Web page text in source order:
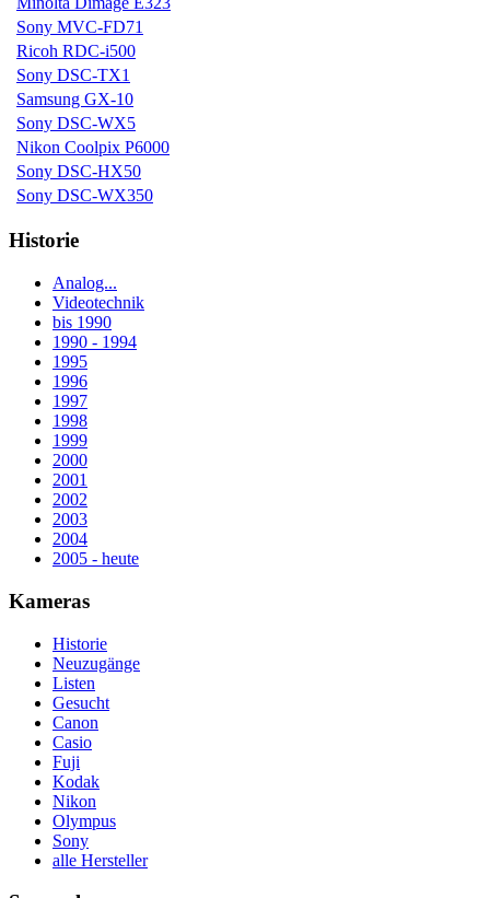
Sony MVC-FD71
Ricoh RDC-i500
Sony DSC-TX1
Samsung GX-10
Sony DSC-WX5
Nikon Coolpix P6000
Sony DSC-HX50
Sony DSC-WX350
Historie
Analog...
Videotechnik
bis 1990
1990 - 1994
1995
1996
1997
1998
1999
2000
2001
2002
2003
2004
2005 - heute
Kameras
Historie
Neuzugänge
Listen
Gesucht
Canon
Casio
Fuji
Kodak
Nikon
Olympus
Sony
alle Hersteller